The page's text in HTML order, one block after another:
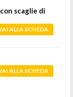
scaglie di
ALLA SCHEDA
ALLA SCHEDA